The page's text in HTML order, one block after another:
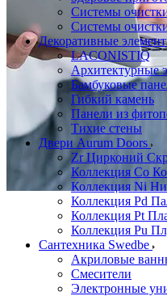
Системы
Системы
Декоративные
LACONISTIQ
Архитектурные
Бамбуковые
Гибкий камень
Панели из
Тихие стены
Двери Aurum Doors
Zr Цирконий
Коллекция Co
Коллекция Ni
Коллекция Pd
Коллекция Pt
Коллекция Pu
Сантехника Swedbe
Акриловые
Смесители
Электронные